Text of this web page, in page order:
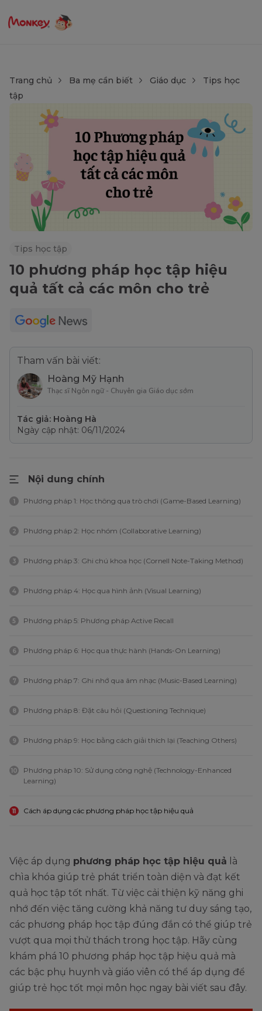
Trang chủ Ba mẹ cần biết Giáo dục
Tips học
tập
Tips học tập
10 phương pháp học tập hiệu
quả tất cả các môn cho trẻ
Tham vấn bài viết:
Hoàng Mỹ Hạnh
Thạc sĩ Ngôn ngữ - Chuyên gia Giáo dục sớm
Tác giả: Hoàng Hà
Ngày cập nhật: 06/11/2024
Nội dung chính
1 Phương pháp 1: Học thông qua trò chơi (Game-Based Learning)
2 Phương pháp 2: Học nhóm (Collaborative Learning)
3 Phương pháp 3: Ghi chú khoa học (Cornell Note-Taking Method)
4 Phương pháp 4: Học qua hình ảnh (Visual Learning)
5 Phương pháp 5: Phương pháp Active Recall
6 Phương pháp 6: Học qua thực hành (Hands-On Learning)
7 Phương pháp 7: Ghi nhớ qua âm nhạc (Music-Based Learning)
8 Phương pháp 8: Đặt câu hỏi (Questioning Technique)
9 Phương pháp 9: Học bằng cách giải thích lại (Teaching Others)
10
Phương pháp 10: Sử dụng công nghệ (Technology-Enhanced
Learning)
11 Cách áp dụng các phương pháp học tập hiệu quả
Việc áp dụng phương pháp học tập hiệu quả là
chìa khóa giúp trẻ phát triển toàn diện và đạt kết
quả học tập tốt nhất. Từ việc cải thiện kỹ năng ghi
nhớ đến việc tăng cường khả năng tư duy sáng tạo,
các phương pháp học tập đúng đắn có thể giúp trẻ
vượt qua mọi thử thách trong học tập. Hãy cùng
khám phá 10 phương pháp học tập hiệu quả mà
các bậc phụ huynh và giáo viên có thể áp dụng để
giúp trẻ học tốt mọi môn học ngay bài viết sau đây.